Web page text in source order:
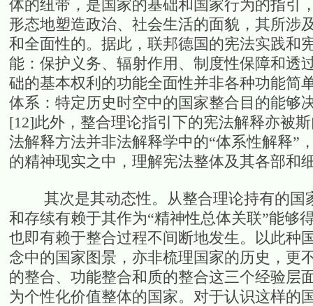
体的纽带，是国家的基础和国家行为的指引
形态地塑造政治、社会生活的面貌，其所涉
和全面性的。据此，联邦德国的宪法实践和
能：保护义务、辐射作用、制度性保障和透
础的基本权利的功能全面性并非各种功能简
体系：特定历史时空中的国家整合目的能够
[12]此外，整合理论指引下的宪法解释亦被
法解释方法并非法解释学中的“体系性解释”
的精神现实之中，理解宪法整体及其各部和
其次是其动态性。从整合理论持有的国
和存续有赖于其作为“精神性总体关联”能够
也即有赖于整合过程不间断地发生。以此种
念中的国家图景，亦非梳理国家的历史，更
的整合、功能整合和质的整合这三个经验层
为个性化价值整体的国家。对于认识这样的